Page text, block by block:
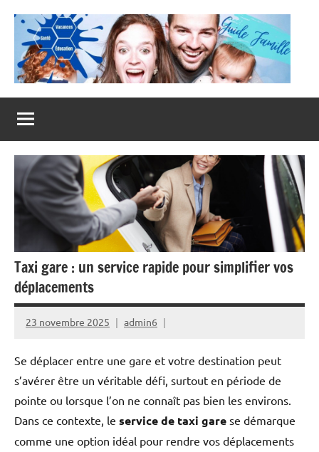
contenu
Guide
Famille
Taxi gare : un service rapide pour simplifier vos
déplacements
23 novembre 2025 admin6
Se déplacer entre une gare et votre destination peut
s’avérer être un véritable défi, surtout en période de
pointe ou lorsque l’on ne connaît pas bien les environs.
Dans ce contexte, le service de taxi gare se démarque
comme une option idéal pour rendre vos déplacements